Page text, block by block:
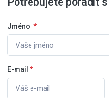
Jméno: *
E-mail *